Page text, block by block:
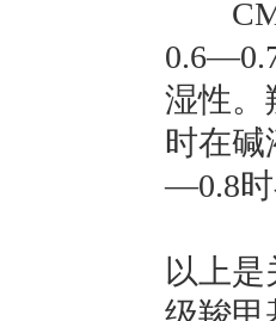
CMC
湿性。
时在碱
—0.8时
以上